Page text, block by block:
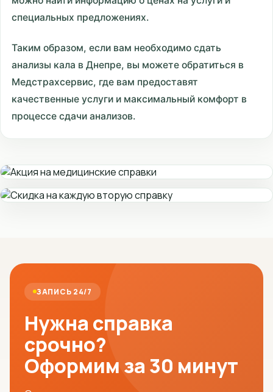
специальных предложениях.
Таким образом, если вам необходимо сдать
анализы кала в Днепре, вы можете обратиться в
Медстрахсервис, где вам предоставят
качественные услуги и максимальный комфорт в
процессе сдачи анализов.
ЗАПИСЬ 24/7
Нужна справка
срочно?
Оформим за 30 минут